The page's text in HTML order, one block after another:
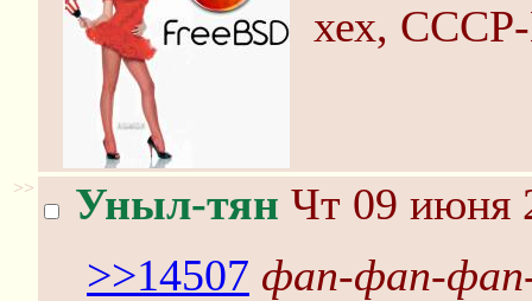
хех,
>> Уныл-тян Чт 09 июня
>>14507 фап-фап-